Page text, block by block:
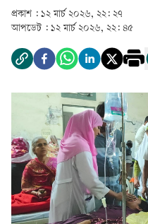
প্রকাশ : ১২ মার্চ ২০২৬, ২২: ২৭
আপডেট : ১২ মার্চ ২০২৬, ২২: ৪৫